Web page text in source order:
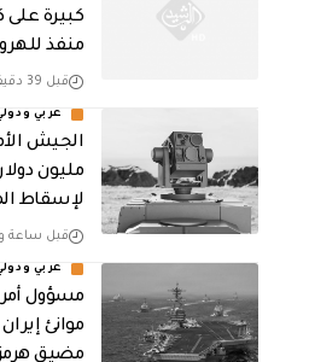
كبيرة على
منفذ
قبل 39 دقيقة
عربي
مليون
لإسقاط
قبل ساعة
عربي
مسؤول
موانئ
مضيق